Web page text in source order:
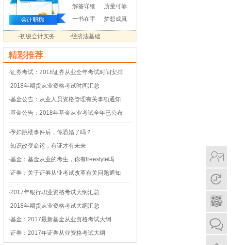
解答详细
质量可靠
一书在手
梦想成真
·初级会计实务 ·经济法基础
精彩推荐
·证券考试：2018证券从业全年考试时间安排
·2018年期货从业资格考试时间汇总
·基金公告：从业人员资格管理有关事项通知
·基金公告：2018年基金从业考试全年已公布
·孕妇跳楼事件后，你恐婚了吗？
·知识改变命运，有证才有未来
·基金：基金从业的考生，你有freestyle吗
·证券：关于证券从业考试改革有关问题通知
·2017年银行职业资格考试大纲汇总
·2018年期货从业资格考试大纲汇总
·基金：2017最新基金从业资格考试大纲
·证券：2017年证券从业资格考试大纲